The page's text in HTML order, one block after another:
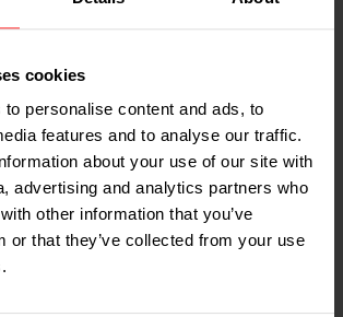
cookies
personalise content and ads, to
features and to analyse our traffic.
about your use of our site with
advertising and analytics partners who
other information that you’ve
or that they’ve collected from your use
de dimensionamento
uma variedade de soluções de
dimensionamento em cadeias de
operações logísticas em todo o mundo.
uma excelente seleção de parceiros de